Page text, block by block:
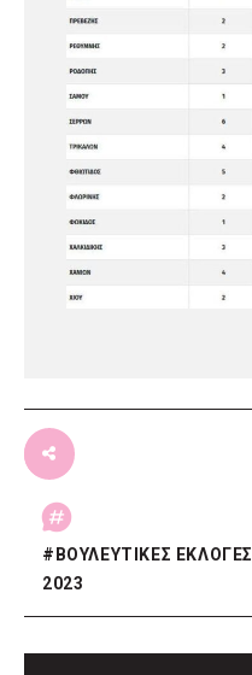
# ΒΟΥΛΕΥΤΙΚΕΣ ΕΚΛΟΓΕΣ
2023